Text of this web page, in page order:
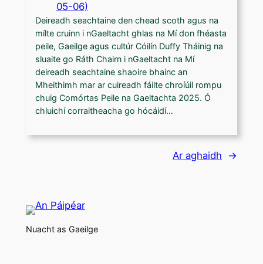
05-06)
Deireadh seachtaine den chead scoth agus na
mílte cruinn i nGaeltacht ghlas na Mí don fhéasta
peile, Gaeilge agus cultúr Cóilín Duffy Tháinig na
sluaite go Ráth Chairn i nGaeltacht na Mí
deireadh seachtaine shaoire bhainc an
Mheithimh mar ar cuireadh fáilte chroíúil rompu
chuig Comórtas Peile na Gaeltachta 2025. Ó
chluichí corraitheacha go hócáidí…
Ar aghaidh →
Nuacht as Gaeilge